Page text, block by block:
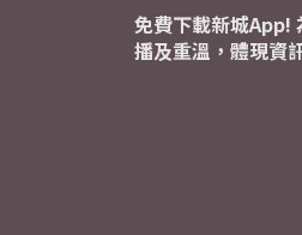
免費下載新城App!
播及重溫，體現資